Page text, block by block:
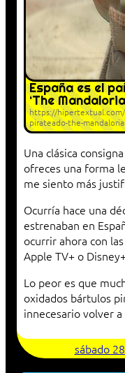
España es el
‘The
https://hipertextual.com/
pirateado-the-
Una clásica
ofreces una forma
me siento más
Ocurría hace una
estrenaban en
ocurrir ahora con
Apple TV+ o
Lo peor es que
oxidados bártulos
innecesario volver
sábado